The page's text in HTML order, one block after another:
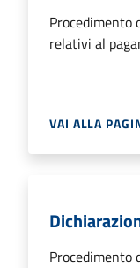
Procedimento
relativi al
VAI ALLA
Procedimento